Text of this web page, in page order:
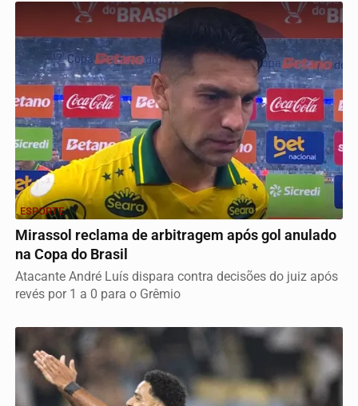
ESPORTE
Mirassol reclama de arbitragem após gol anulado
na Copa do Brasil
Atacante André Luís dispara contra decisões do juiz após
revés por 1 a 0 para o Grêmio